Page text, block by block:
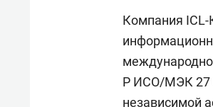
Компания
Р ИСО/МЭК 27
независимой